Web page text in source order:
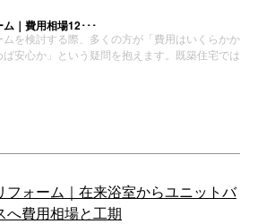
｜費用相場12･･･
を検討する際、多くの方が「費用はいくらかか
安心か」という疑問を抱えます。既築住宅では